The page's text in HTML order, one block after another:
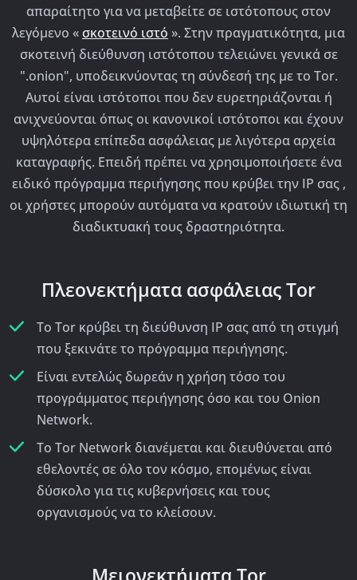
απαραίτητο για να μεταβείτε σε ιστότοπους στον
λεγόμενο « σκοτεινό ιστό ». Στην πραγματικότητα, μια
σκοτεινή διεύθυνση ιστότοπου τελειώνει γενικά σε
".onion", υποδεικνύοντας τη σύνδεσή της με το Tor.
Αυτοί είναι ιστότοποι που δεν ευρετηριάζονται ή
ανιχνεύονται όπως οι κανονικοί ιστότοποι και έχουν
υψηλότερα επίπεδα ασφάλειας με λιγότερα αρχεία
καταγραφής. Επειδή πρέπει να χρησιμοποιήσετε ένα
ειδικό πρόγραμμα περιήγησης που κρύβει την IP σας ,
οι χρήστες μπορούν αυτόματα να κρατούν ιδιωτική τη
διαδικτυακή τους δραστηριότητα.
Πλεονεκτήματα ασφάλειας Tor
Το Tor κρύβει τη διεύθυνση IP σας από τη στιγμή
που ξεκινάτε το πρόγραμμα περιήγησης.
Είναι εντελώς δωρεάν η χρήση τόσο του
προγράμματος περιήγησης όσο και του Onion
Network.
Το Tor Network διανέμεται και διευθύνεται από
εθελοντές σε όλο τον κόσμο, επομένως είναι
δύσκολο για τις κυβερνήσεις και τους
οργανισμούς να το κλείσουν.